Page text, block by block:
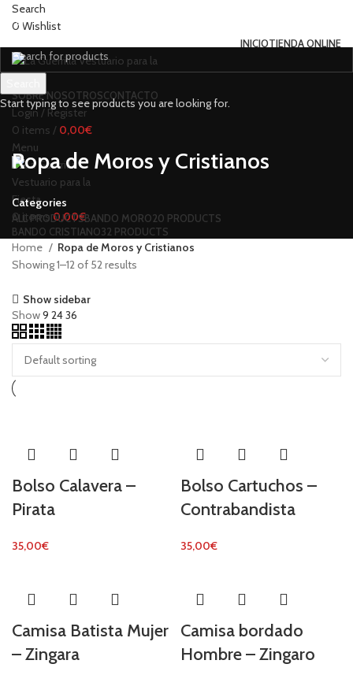
Search
0 Wishlist
INICIOTIENDA ONLINE
SOBRE NOSOTROSCONTACTO
Login / Register
0 items / 0,00€
Menu
0 items 0,00€
Ropa de Moros y Cristianos
Categories
ALLPRODUCTSBANDO MORO20 PRODUCTS
BANDO CRISTIANO32 PRODUCTS
Home
Ropa de Moros y Cristianos
Showing 1–12 of 52 results
Show sidebar
Show9 2436
Bolso Calavera –
Pirata
35,00€
Bolso Cartuchos –
Contrabandista
35,00€
Camisa Batista Mujer
– Zingara
Camisa bordado
Hombre – Zingaro
Start typing to see products you are looking for.